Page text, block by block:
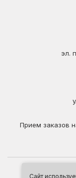
Сайт
эл.
Прием заказов